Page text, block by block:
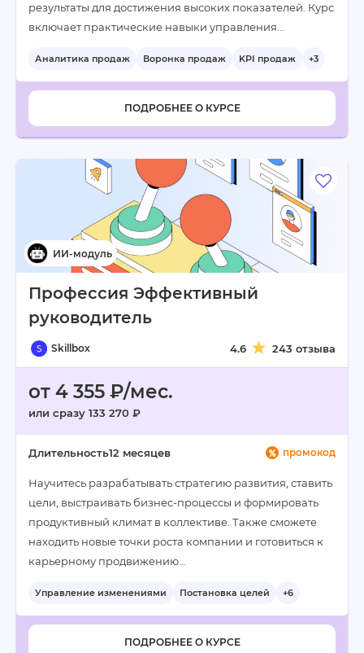
результаты для достижения высоких показателей. Курс
включает практические навыки управления…
Аналитика продаж Воронка продаж KPI продаж +3
ПОДРОБНЕЕ О КУРСЕ
Профессия Эффективный
руководитель
Skillbox 4.6 243 отзыва
от 4 355 ₽/мес.
или сразу 133 270 ₽
промокод
Длительность12 месяцев
Научитесь разрабатывать стратегию развития, ставить
цели, выстраивать бизнес-процессы и формировать
продуктивный климат в коллективе. Также сможете
находить новые точки роста компании и готовиться к
карьерному продвижению…
Управление изменениями Постановка целей +6
ПОДРОБНЕЕ О КУРСЕ